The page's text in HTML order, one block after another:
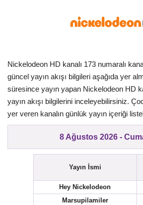
Nickelodeon HD kanalı 173 numaralı
güncel yayın akışı bilgileri aşağıda yer
süresince yayın yapan Nickelodeon HD
yayın akışı bilgilerini inceleyebilirsiniz.
yer veren kanalın günlük yayın içeriği
8 Ağustos 2026 -
Yayın İsmi
Hey Nickelodeon
Marsupilamiler